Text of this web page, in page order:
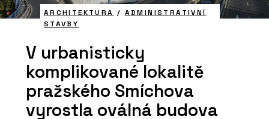
ARCHITEKTURA / ADMINISTRATIVNÍ
STAVBY
V urbanisticky
komplikované lokalitě
pražského Smíchova
vyrostla oválná budova